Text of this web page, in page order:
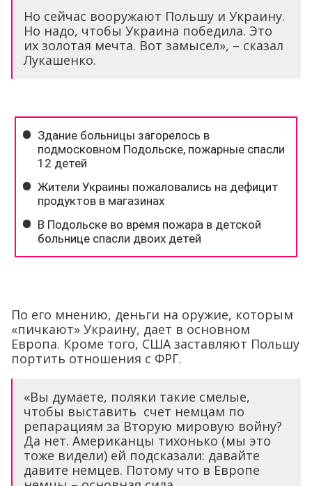
Но сейчас вооружают Польшу и Украину.
Но надо, чтобы Украина победила. Это
их золотая мечта. Вот замысел», – сказал
Лукашенко.
По его мнению, деньги на оружие, которым
«пичкают» Украину, дает в основном
Европа. Кроме того, США заставляют Польшу
портить отношения с ФРГ.
«Вы думаете, поляки такие смелые,
чтобы выставить счет немцам по
репарациям за Вторую мировую войну?
Да нет. Американцы тихонько (мы это
тоже видели) ей подсказали: давайте
давите немцев. Потому что в Европе